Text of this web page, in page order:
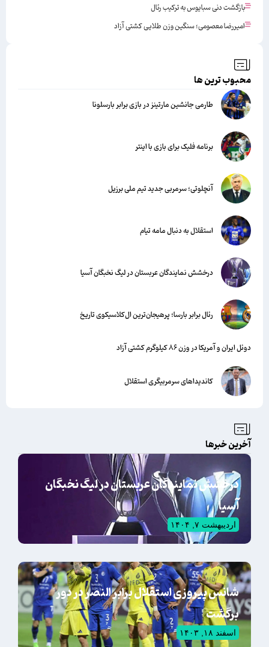
بازگشت دنی سبایوس به ترکیب رئال
امیررضا معصومی؛ سنگین وزن طلایی کشتی آزاد
محبوب ترین ها
طارمی جانشین مارتینز در بازی برابر بارسلونا
برنامه فلیک برای بازی با اینتر
آنچلوتی؛ سرمربی جدید تیم ملی برزیل
استقلال به دنبال مامه تیام
درخشش نمایندگان عربستان در لیگ نخبگان آسیا
رئال برابر بارسا؛ پرهیجان‌‌ترین ال‌کلاسیکوی تاریخ
دوئل ایران و آمریکا در وزن ۸۶ کیلوگرم کشتی آزاد
کاندیداهای سرمربیگری استقلال
آخرین خبرها
درخشش نمایندگان عربستان در لیگ نخبگان
آسیا
اردیبهشت ۷, ۱۴۰۴
شانس پیروزی استقلال برابر النصر در دور
برگشت
اسفند ۱۸, ۱۴۰۳